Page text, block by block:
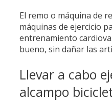
El remo o máquina de
máquinas de ejercicio
entrenamiento
bueno, sin dañar las
Llevar a cabo
alcampo